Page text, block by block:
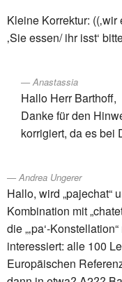
Kleine Korrektur: ((‚wir
‚Sie essen/ ihr isst‘
Anastassia
Hallo Herr Barthoff,
Danke für den
korrigiert, da es bei
Andrea Ungerer
Hallo, wird „pajechat“
Kombination mit
die „‚pa‘-
interessiert: alle 100
Europäischen